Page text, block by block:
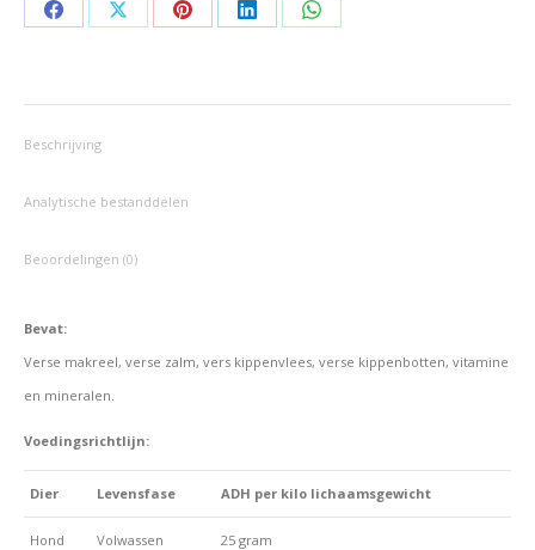
Deel
Facebook
Deel
X
Deel
Pinterest
Deel
LinkedIn
Deel
WhatsApp
Beschrijving
Analytische bestanddelen
Beoordelingen (0)
Bevat:
Verse makreel, verse zalm, vers kippenvlees, verse kippenbotten, vitamine
en mineralen.
Voedingsrichtlijn:
Dier Levensfase ADH per kilo lichaamsgewicht
Hond Volwassen 25 gram